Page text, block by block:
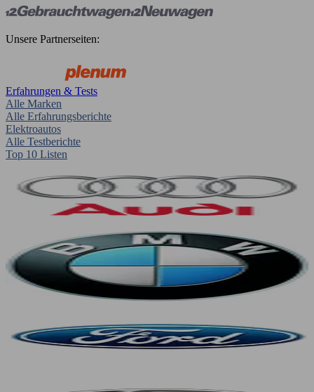
Unsere Partnerseiten:
Erfahrungen & Tests
Alle Marken
Alle Erfahrungsberichte
Elektroautos
Alle Testberichte
Top 10 Listen